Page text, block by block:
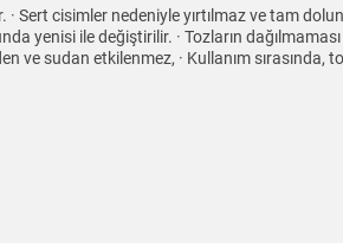
Sert cisimler nedeniyle yırtılmaz ve tam
yenisi ile değiştirilir. · Tozların
ve sudan etkilenmez, · Kullanım sırasında,